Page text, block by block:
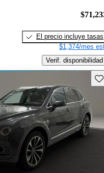
El precio incluye tasas
$1,374/mes
Verif. disponibilidad